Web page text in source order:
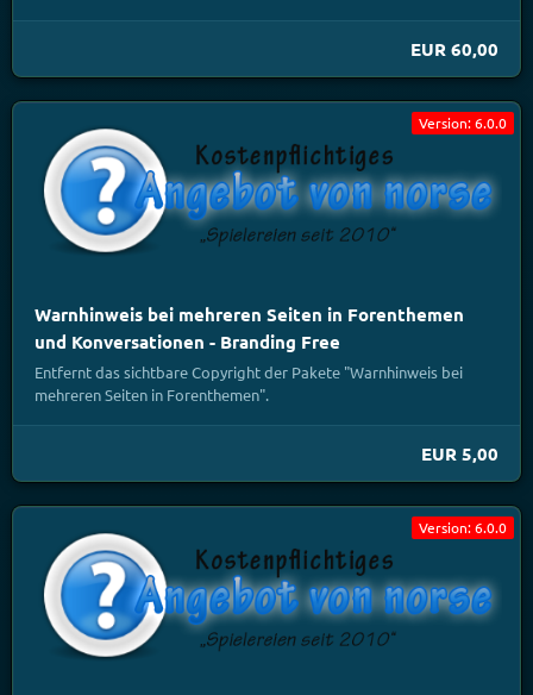
EUR 60,00
Version: 6.0.0
Warnhinweis bei mehreren Seiten in Forenthemen
und Konversationen - Branding Free
Entfernt das sichtbare Copyright der Pakete "Warnhinweis bei
mehreren Seiten in Forenthemen".
EUR 5,00
Version: 6.0.0